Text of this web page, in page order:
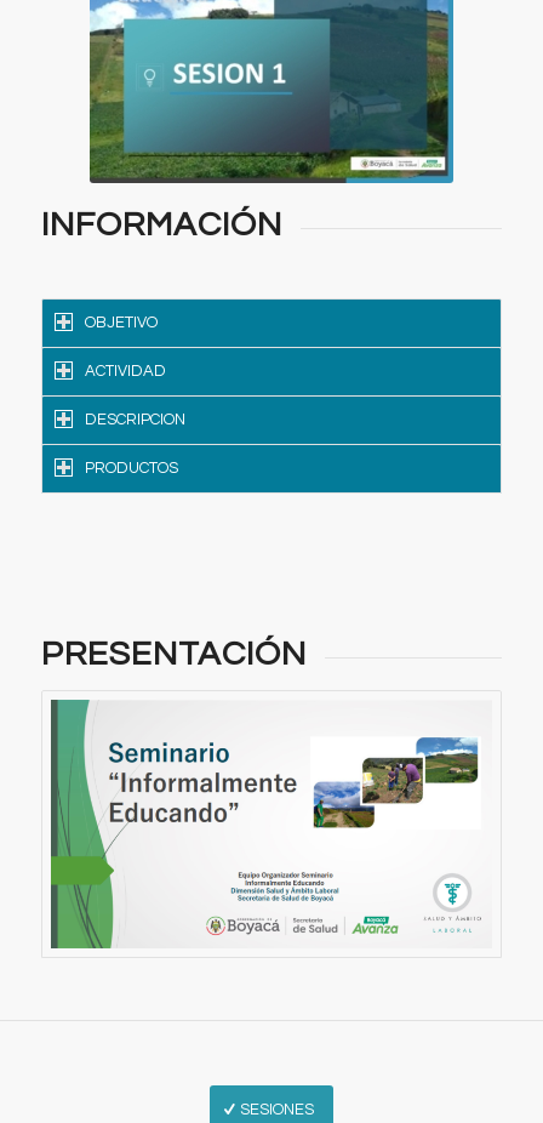
INFORMACIÓN
OBJETIVO
ACTIVIDAD
DESCRIPCION
PRODUCTOS
PRESENTACIÓN
SESIONES